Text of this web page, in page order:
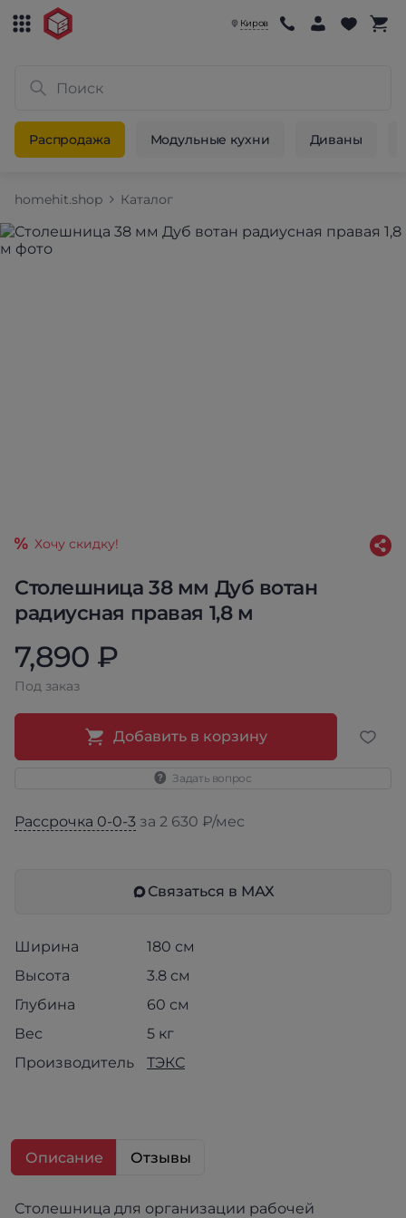
Киров
Распродажа Модульные кухни Диваны
homehit.shop Каталог
Столешница 38 мм Дуб вотан
радиусная правая 1,8 м
Хочу скидку!
7,890 ₽
Под заказ
Добавить в корзину
Задать вопрос
Рассрочка 0-0-3 за 2 630 ₽/мес
Связаться в МАХ
Ширина
180 см
Высота
3.8 см
Глубина
60 см
Вес
5 кг
Производитель
ТЭКС
Описание Отзывы
Столешница для организации рабочей